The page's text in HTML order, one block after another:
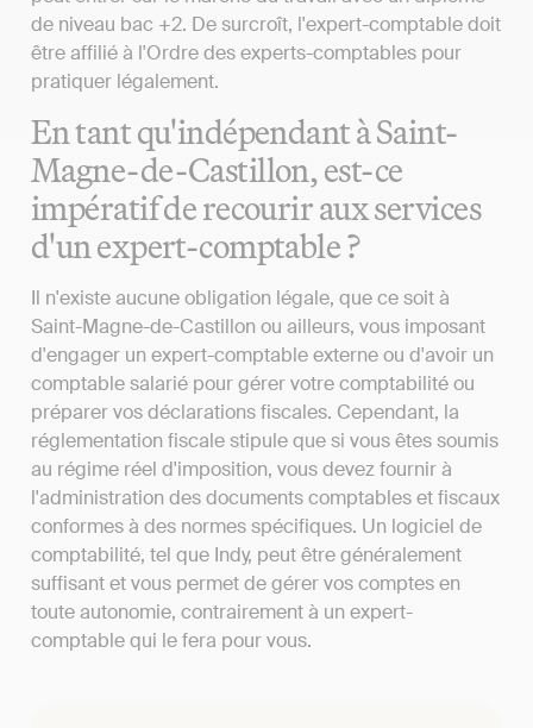
de niveau bac +2. De surcroît, l'expert-comptable doit
être affilié à l'Ordre des experts-comptables pour
pratiquer légalement.
En tant qu'indépendant à Saint-
Magne-de-Castillon, est-ce
impératif de recourir aux services
d'un expert-comptable ?
Il n'existe aucune obligation légale, que ce soit à
Saint-Magne-de-Castillon ou ailleurs, vous imposant
d'engager un expert-comptable externe ou d'avoir un
comptable salarié pour gérer votre comptabilité ou
préparer vos déclarations fiscales. Cependant, la
réglementation fiscale stipule que si vous êtes soumis
au régime réel d'imposition, vous devez fournir à
l'administration des documents comptables et fiscaux
conformes à des normes spécifiques. Un logiciel de
comptabilité, tel que Indy, peut être généralement
suffisant et vous permet de gérer vos comptes en
toute autonomie, contrairement à un expert-
comptable qui le fera pour vous.